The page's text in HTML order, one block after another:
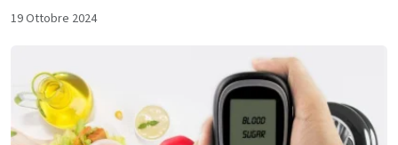
19 Ottobre 2024